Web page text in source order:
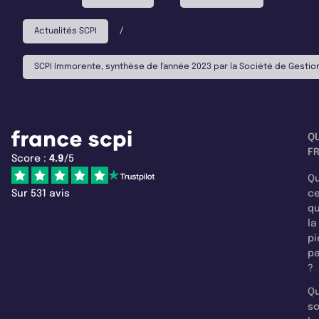
Actualités SCPI /
SCPI Immorente, synthèse de l'année 2023 par la Société de
Score : 4.9/5
Sur 531 avis
la
?